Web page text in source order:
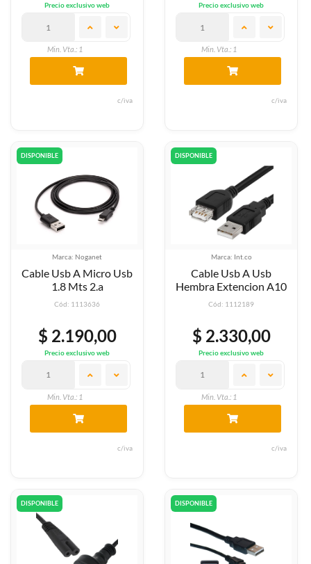
Precio exclusivo web
Min. Vta.: 1
c/iva
Precio exclusivo web
Min. Vta.: 1
c/iva
DISPONIBLE
Marca: Noganet
Cable Usb A Micro Usb
1.8 Mts 2.a
Cód: 1113636
$ 2.190,00
Precio exclusivo web
Min. Vta.: 1
c/iva
DISPONIBLE
Marca: Int.co
Cable Usb A Usb
Hembra Extencion A10
Cód: 1112189
$ 2.330,00
Precio exclusivo web
Min. Vta.: 1
c/iva
DISPONIBLE DISPONIBLE